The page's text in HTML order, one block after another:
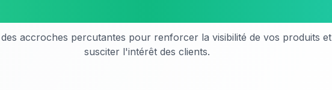
des accroches percutantes pour renforcer la visibilité de vos produits et
susciter l'intérêt des clients.